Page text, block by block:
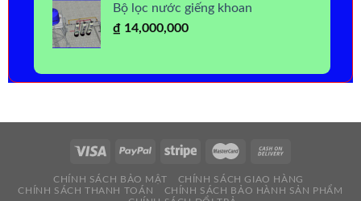
Bộ lọc nước giếng khoan
₫14,000,000
CHÍNH SÁCH BẢO MẬT
CHÍNH SÁCH GIAO HÀNG
CHÍNH SÁCH THANH TOÁN
CHÍNH SÁCH BẢO HÀNH SẢN PHẨM